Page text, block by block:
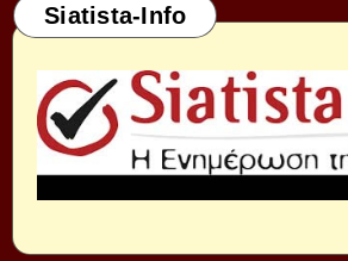
Siatista-Info